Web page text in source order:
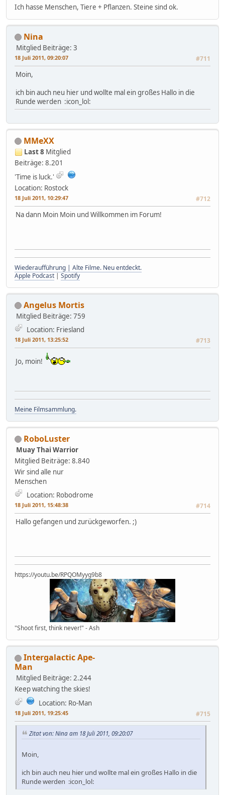
Ich hasse Menschen, Tiere + Pflanzen. Steine sind ok.
Nina
Mitglied Beiträge: 3
18 Juli 2011, 09:20:07 #711
Moin,
ich bin auch neu hier und wollte mal ein großes Hallo in die
Runde werden :icon_lol:
MMeXX
Last 8 Mitglied
Beiträge: 8.201
'Time is luck.'
Location: Rostock
18 Juli 2011, 10:29:47 #712
Na dann Moin Moin und Willkommen im Forum!
Wiederaufführung | Alte Filme. Neu entdeckt.
Apple Podcast | Spotify
Angelus Mortis
Mitglied Beiträge: 759
Location: Friesland
18 Juli 2011, 13:25:52 #713
Jo, moin!
Meine Filmsammlung.
RoboLuster
Muay Thai Warrior
Mitglied Beiträge: 8.840
Wir sind alle nur
Menschen
Location: Robodrome
18 Juli 2011, 15:48:38 #714
Hallo gefangen und zurückgeworfen. ;)
https://youtu.be/RPQOMyyg9b8
"Shoot first, think never!" - Ash
Intergalactic Ape-
Man
Mitglied Beiträge: 2.244
Keep watching the skies!
Location: Ro-Man
18 Juli 2011, 19:25:45 #715
Zitat von: Nina am 18 Juli 2011, 09:20:07
Moin,
ich bin auch neu hier und wollte mal ein großes Hallo in die
Runde werden :icon_lol: